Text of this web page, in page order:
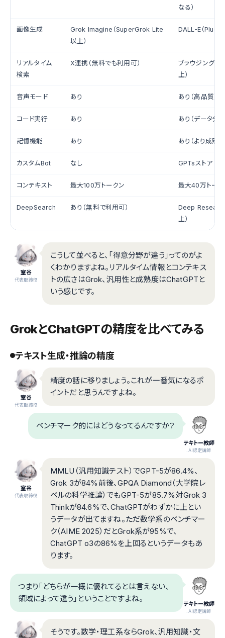
なる）
画像生成
Grok Imagine（SuperGrok Lite
以上）
DALL-E（Plus以
リアルタイム
検索
X連携（無料でも利用可）
ブラウジング機
上）
音声モード あり あり（高品質）
コード実行 あり あり（データ分
記憶機能 あり あり（より成熟）
カスタムBot なし GPTsストア
コンテキスト 最大100万トークン 最大40万トー
DeepSearch あり（無料で利用可）
Deep
上）
室谷
代表取締役
こうして並べると、「得意分野が違う」ってのがよ
くわかりますよね。リアルタイム情報とコンテキス
トの広さはGrok、汎用性と成熟度はChatGPTと
いう感じです。
GrokとChatGPTの精度を比べてみる
テキスト生成・推論の精度
室谷
代表取締役
精度の話に移りましょう。これが一番気になるポ
イントだと思うんですよね。
テキトー教師
.AI認定講師
ベンチマーク的にはどうなってるんですか？
室谷
代表取締役
MMLU（汎用知識テスト）でGPT-5が86.4%、
Grok 3が84%前後、GPQA Diamond（大学院レ
ベルの科学推論）でもGPT-5が85.7%対Grok 3
Thinkが84.6%で、ChatGPTがわずかに上とい
うデータが出てますね。ただ数学系のベンチマー
ク（AIME 2025）だとGrok系が95%で、
ChatGPT o3の86%を上回るというデータもあ
ります。
テキトー教師
.AI認定講師
つまり「どちらが一概に優れてるとは言えない、
領域によって違う」ということですよね。
そうです。数学・理工系ならGrok、汎用知識・文